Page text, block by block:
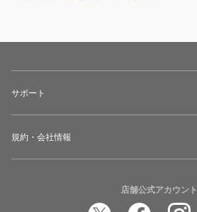
サポート
規約・会社情報
店舗公式アカウント